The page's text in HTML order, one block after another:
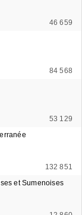
46 659
84 568
53 129
132 851
et Sumenoises